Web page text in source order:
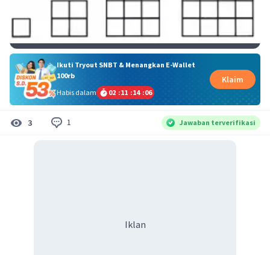
Ikuti Tryout SNBT & Menangkan E-Wallet
100rb
Habis dalam
02 :11 :14 :06
Klaim
3 1 Jawaban terverifikasi
Iklan